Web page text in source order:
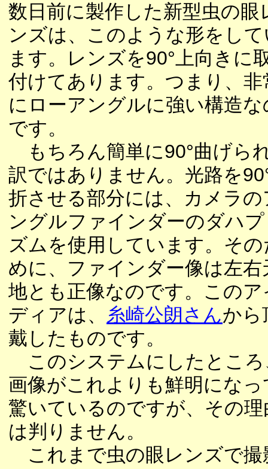
数日前に製作した新型虫の眼
ンズは、このような形をし
ます。レンズを90°上向きに
付けてあります。つまり、非
にローアングルに強い構造な
です。
もちろん簡単に90°曲げら
訳ではありません。光路を
折させる部分には、カメラの
ングルファインダーのダハ
ズムを使用しています。その
めに、ファインダー像は左右
地とも正像なのです。このア
ディアは、
糸崎公朗さんから
戴したものです。
このシステムにしたところ
画像がこれよりも鮮明になっ
驚いているのですが、その理
は判りません。
これまで虫の眼レンズで撮